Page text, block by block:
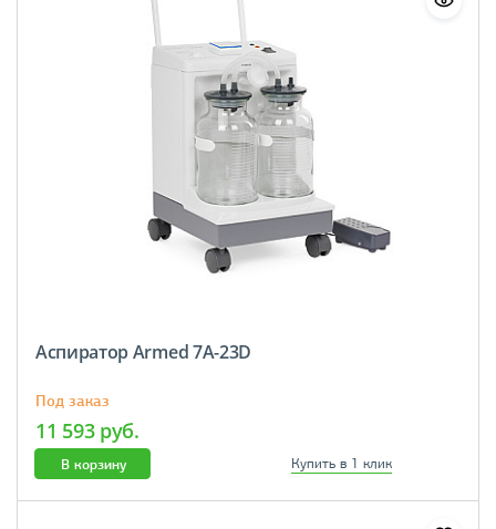
Аспиратор Armed 7A-23D
Под заказ
11 593 руб.
В корзину Купить в 1 клик